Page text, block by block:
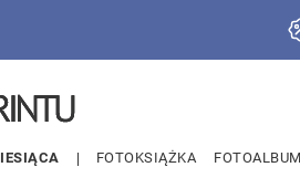
FOTOKSIĄŻKA